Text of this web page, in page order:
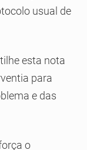
usual de
esta nota
para
e das
o